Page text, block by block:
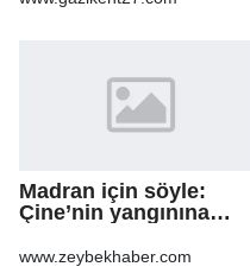
Madran için söyle:
Çine’nin yangınına
www.zeybekhaber.com